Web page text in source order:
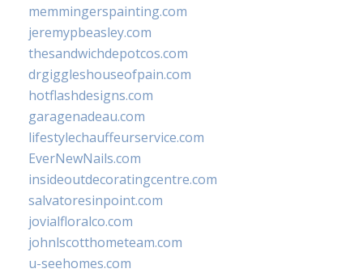
memmingerspainting.com
jeremypbeasley.com
thesandwichdepotcos.com
drgiggleshouseofpain.com
hotflashdesigns.com
garagenadeau.com
lifestylechauffeurservice.com
EverNewNails.com
insideoutdecoratingcentre.com
salvatoresinpoint.com
jovialfloralco.com
johnlscotthometeam.com
u-seehomes.com